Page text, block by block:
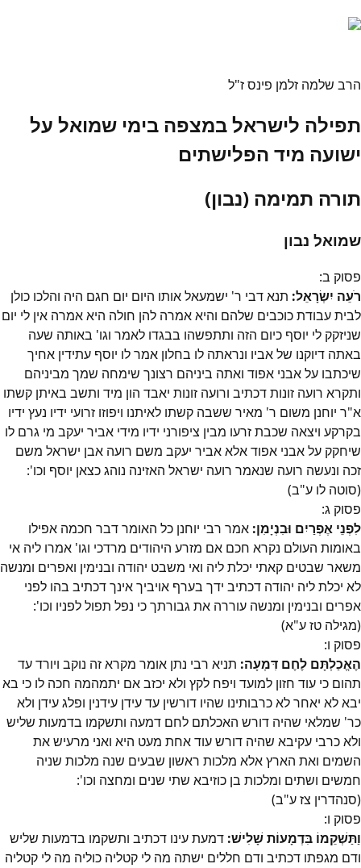
הרב שלמה זלמן פינס ז"ל
תפילה לישראל במצפה בימי שמואל על
ישועה מיד הפלישתים
תורה תמימה (נבון)
שמואל נבון
פסוק ב:
רֹעֵה יִשְׂרָאֵל: תנא דבי ר' ישמעאל אותו היום יום חגם היה והלכו כולן
לבית עבודת כוכבים שלהם והיא אמרה להן חולה היא אמרה אין לי יום
שניזקק לי יוסף כיום הזה ותתפשהו בבגדו לאמר וגו' באותה שעה
באתה דיוקנו של אביו ונראתה לו בחלון אמר לו יוסף עתידין אחיך
שיכתבו על אבני אפוד ואתה ביניהם רצונך שימחה שמך מביניהם
ותקרא רועה זונות דכתיב ורועה זונות יאבד הון מיד ותשב באיתן קשתו
א"ר יוחנן משום ר' מאיר ששבה קשתו לאיתנו ויפוזו זרועי ידיו נעץ ידיו
בקרקע ויצאה שכבת זרעו מבין ציפורני ידיו מידי אביר יעקב מי גרם לו
שיחקק על אבני אפוד אלא אביר יעקב משם רועה אבן ישראל משם
זכה ונעשה רועה שנאמר רועה ישראל האזינה נוהג כצאן יוסף וכו':
(סוטה לו ע"ב)
פסוק ג:
לִפְנֵי אֶפְרַיִם וּבִנְיָמִן: אמר רבי יוחנן כל האומר דבר חכמה אפילו
באומות העולם נקרא חכם אם מזרע היהודים מרדכי וגו' אמרו ליה אי
משאר שבטים קאתי יכלת ליה ואי משבט יהודה ובנימין ואפרים ומנשה
לא יכלת ליה יהודה דכתיב ידך בערף אויביך אינך דכתיב בהו לפני
אפרים ובנימין ומנשה עוררה את גבורתך כי נפל תפול לפניו וכו':
(מגילה טז ע"א)
פסוק ו:
הֶאֱכַלְתָּם לֶחֶם דִּמְעָה: תניא רבי נתן אומר מקרא זה נוקב ויורד עד
תהום כי עוד חזון למועד ויפח לקץ ולא יכזב אם יתמהמה חכה לו כי בא
יבא לא יאחר לא כרבותינו שהיו דורשין עד עידן עידנין ופלג עידן ולא
כר' שמלאי שהיה דורש האכלתם לחם דמעה ותשקמו בדמעות שליש
ולא כרבי עקיבא שהיה דורש עוד אחת מעט היא ואני מרעיש את
השמים ואת הארץ אלא מלכות ראשון שבעים שנה מלכות שניה
חמשים ושתים ומלכות בן כוזיבא שתי שנים ומחצה וכו':
(סנהדרין צז ע"ב)
פסוק ו:
וַתַּשְׁקֵמוֹ בִּדְמָעוֹת שָׁלִישׁ: דמעת עינו דכתיב ותשקמו בדמעות שליש
ודם מגפתו דכתיב ודם חללים ישתה מה לי קטליה כוליה מה לי קטליה